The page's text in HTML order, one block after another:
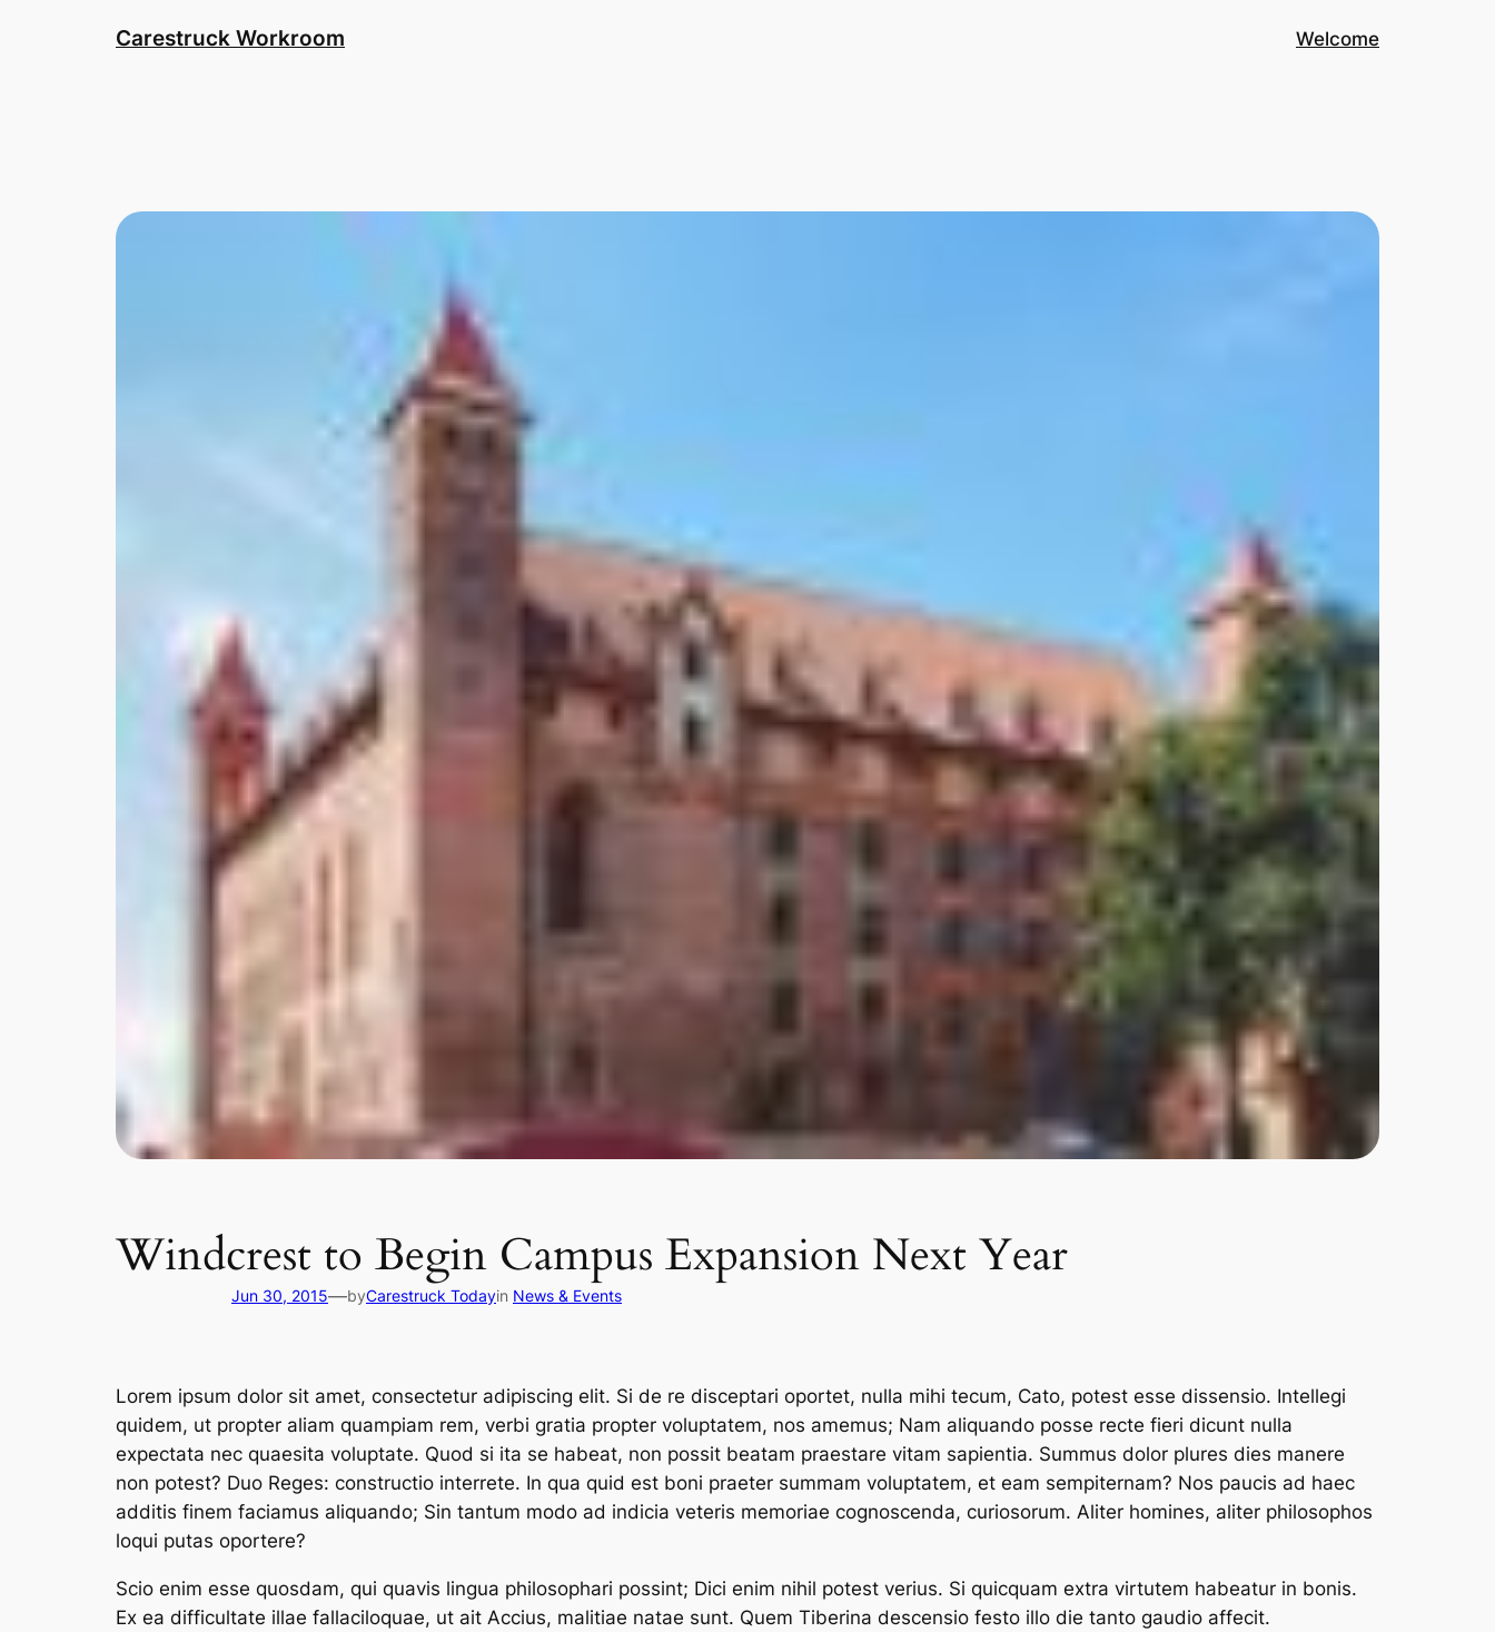
Carestruck Workroom Welcome
Windcrest to Begin Campus Expansion Next Year
Jun 30, 2015—byCarestruck Todayin News & Events
Lorem ipsum dolor sit amet, consectetur adipiscing elit. Si de re disceptari oportet, nulla mihi tecum, Cato, potest esse dissensio. Intellegi
quidem, ut propter aliam quampiam rem, verbi gratia propter voluptatem, nos amemus; Nam aliquando posse recte fieri dicunt nulla
expectata nec quaesita voluptate. Quod si ita se habeat, non possit beatam praestare vitam sapientia. Summus dolor plures dies manere
non potest? Duo Reges: constructio interrete. In qua quid est boni praeter summam voluptatem, et eam sempiternam? Nos paucis ad haec
additis finem faciamus aliquando; Sin tantum modo ad indicia veteris memoriae cognoscenda, curiosorum. Aliter homines, aliter philosophos
loqui putas oportere?
Scio enim esse quosdam, qui quavis lingua philosophari possint; Dici enim nihil potest verius. Si quicquam extra virtutem habeatur in bonis.
Ex ea difficultate illae fallaciloquae, ut ait Accius, malitiae natae sunt. Quem Tiberina descensio festo illo die tanto gaudio affecit.